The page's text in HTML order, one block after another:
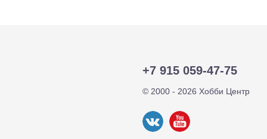
+7 915 059-47-75
© 2000 - 2026 Хобби Центр